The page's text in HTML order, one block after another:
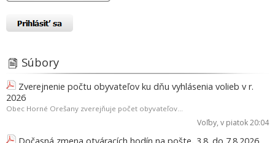
Súbory
Zverejnenie počtu obyvateľov ku dňu vyhlásenia volieb v r.
2026
Obec Horné Orešany zverejňuje počet obyvateľov...
Voľby, v piatok 20:04